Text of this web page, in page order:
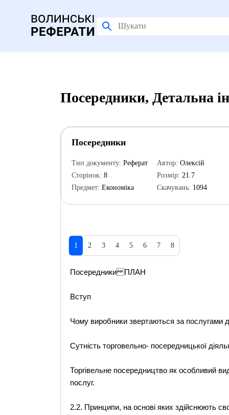
Посередники, Детальна
Посередники
Тип документу: Реферат
Сторінок: 8
Предмет: Економіка
Автор: Олексій
Розмір: 21.7
Скачувань: 1094
1 2 3 4 5 6 7 8
Посередники ПЛАН
Вступ
Чому виробники звертаються за послугами
Сутність торговельно- посередницької
Торгівельне посередництво як особливий
послуг.
2.2. Принципи, на основі яких здійснюють